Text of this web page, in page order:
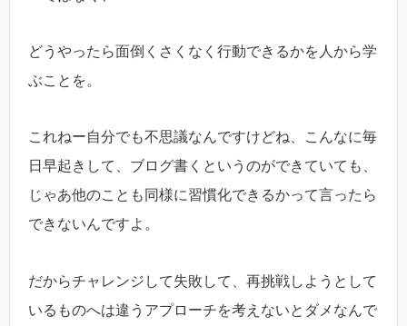
どうやったら面倒くさくなく行動できるかを人から学
ぶことを。
これねー自分でも不思議なんですけどね、こんなに毎
日早起きして、ブログ書くというのができていても、
じゃあ他のことも同様に習慣化できるかって言ったら
できないんですよ。
だからチャレンジして失敗して、再挑戦しようとして
いるものへは違うアプローチを考えないとダメなんで